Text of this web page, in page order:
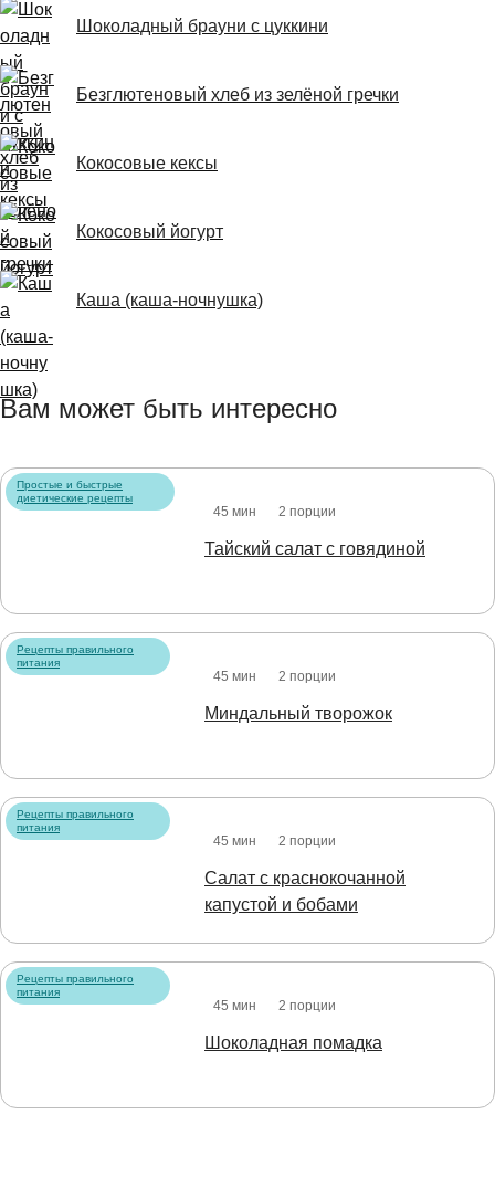
Шоколадный брауни с цуккини
Безглютеновый хлеб из зелёной гречки
Кокосовые кексы
Кокосовый йогурт
Каша (каша-ночнушка)
Вам может быть интересно
Простые и быстрые
диетические рецепты
45 мин 2 порции
Тайский салат с говядиной
Рецепты правильного
питания
45 мин 2 порции
Миндальный творожок
Рецепты правильного
питания
45 мин 2 порции
Салат с краснокочанной
капустой и бобами
Рецепты правильного
питания
45 мин 2 порции
Шоколадная помадка